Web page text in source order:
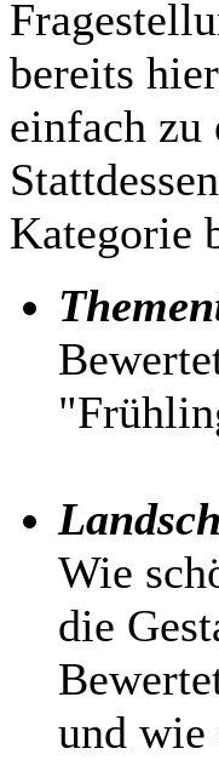
bereits
einfach zu
Kategorie
Wie
die
und wie